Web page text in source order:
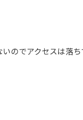
のでアクセスは落ち